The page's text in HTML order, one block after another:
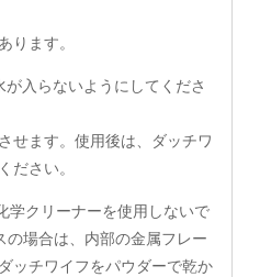
ります。
が入らないようにしてくださ
せます。使用後は、ダッチワ
ださい。
学クリーナーを使用しないで
の場合は、内部の金属フレー
ッチワイフをパウダーで乾か